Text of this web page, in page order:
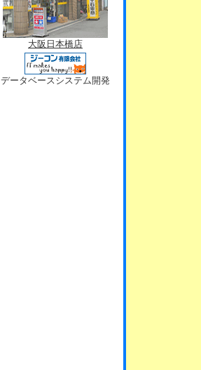
大阪日本橋店
データベースシステム開発